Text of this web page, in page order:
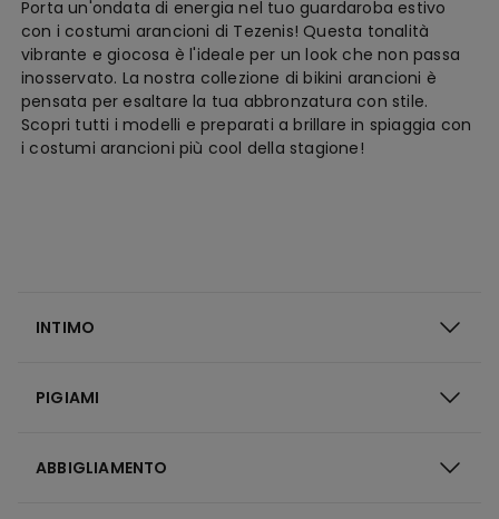
Porta un'ondata di energia nel tuo guardaroba estivo
con i costumi arancioni di Tezenis! Questa tonalità
vibrante e giocosa è l'ideale per un look che non passa
inosservato. La nostra collezione di bikini arancioni è
pensata per esaltare la tua abbronzatura con stile.
Scopri tutti i modelli e preparati a brillare in spiaggia con
i costumi arancioni più cool della stagione!
INTIMO
PIGIAMI
ABBIGLIAMENTO